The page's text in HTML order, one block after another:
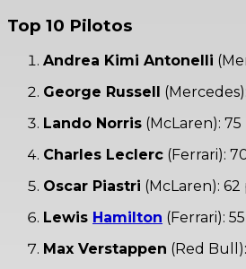
Top 10 Pilotos
Andrea Kimi Antonelli
George Russell
Lando Norris (McLaren): 75
Charles Leclerc (Ferrari):
Oscar Piastri (McLaren): 62
Lewis Hamilton (Ferrari):
Max Verstappen (Red